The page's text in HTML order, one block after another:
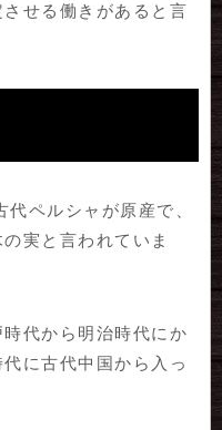
せる働きがあると言
ペルシャが原産で、
実と言われていま
代から明治時代にか
に古代中国から入っ